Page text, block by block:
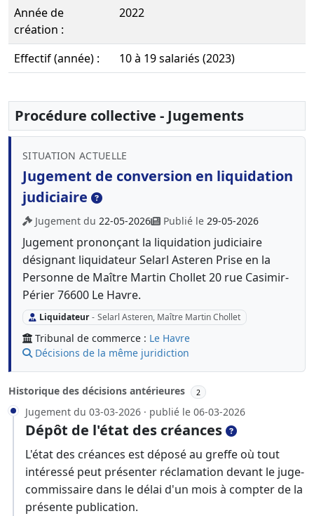
Année de
création :
2022
Effectif (année) : 10 à 19 salariés (2023)
Procédure collective - Jugements
SITUATION ACTUELLE
Jugement de conversion en liquidation
judiciaire
Jugement du 22-05-2026 Publié le 29-05-2026
Jugement prononçant la liquidation judiciaire
désignant liquidateur Selarl Asteren Prise en la
Personne de Maître Martin Chollet 20 rue Casimir-
Périer 76600 Le Havre.
Liquidateur - Selarl Asteren, Maître Martin Chollet
Tribunal de commerce : Le Havre
Décisions de la même juridiction
Historique des décisions antérieures 2
Jugement du 03-03-2026 · publié le 06-03-2026
Dépôt de l'état des créances
L'état des créances est déposé au greffe où tout
intéressé peut présenter réclamation devant le juge-
commissaire dans le délai d'un mois à compter de la
présente publication.